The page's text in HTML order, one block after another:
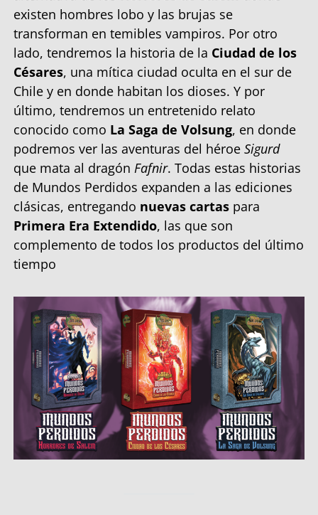
existen hombres lobo y las brujas se
transforman en temibles vampiros. Por otro
lado, tendremos la historia de la Ciudad de los
Césares, una mítica ciudad oculta en el sur de
Chile y en donde habitan los dioses. Y por
último, tendremos un entretenido relato
conocido como La Saga de Volsung, en donde
podremos ver las aventuras del héroe Sigurd
que mata al dragón Fafnir. Todas estas historias
de Mundos Perdidos expanden a las ediciones
clásicas, entregando nuevas cartas para
Primera Era Extendido, las que son
complemento de todos los productos del último
tiempo